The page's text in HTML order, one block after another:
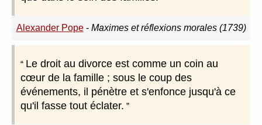
Alexander Pope- Maximes et réflexions morales (1739)
Le droit au divorce est comme un coin au
cœur de la famille ; sous le coup des
événements, il pénètre et s'enfonce jusqu'à ce
qu'il fasse tout éclater.